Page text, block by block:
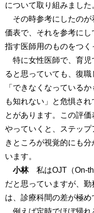
について取り組みました
その時参考にしたのが
価表で、それを参考に
指す医師用のものをつく
特に女性医師で、育児
ると思っていても、復
「できなくなっている
も知れない」と危惧さ
とがあります。この評
やっていくと、ステッ
きところが視覚的にも
います。
小林私はOJT（On-
だと思っていますが、
は、診療科間の差が極め